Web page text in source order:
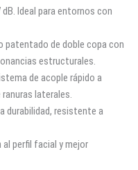
dB. Ideal para entornos con
patentado de doble copa con
estructurales.
de acople rápido a
laterales.
durabilidad, resistente a
perfil facial y mejor